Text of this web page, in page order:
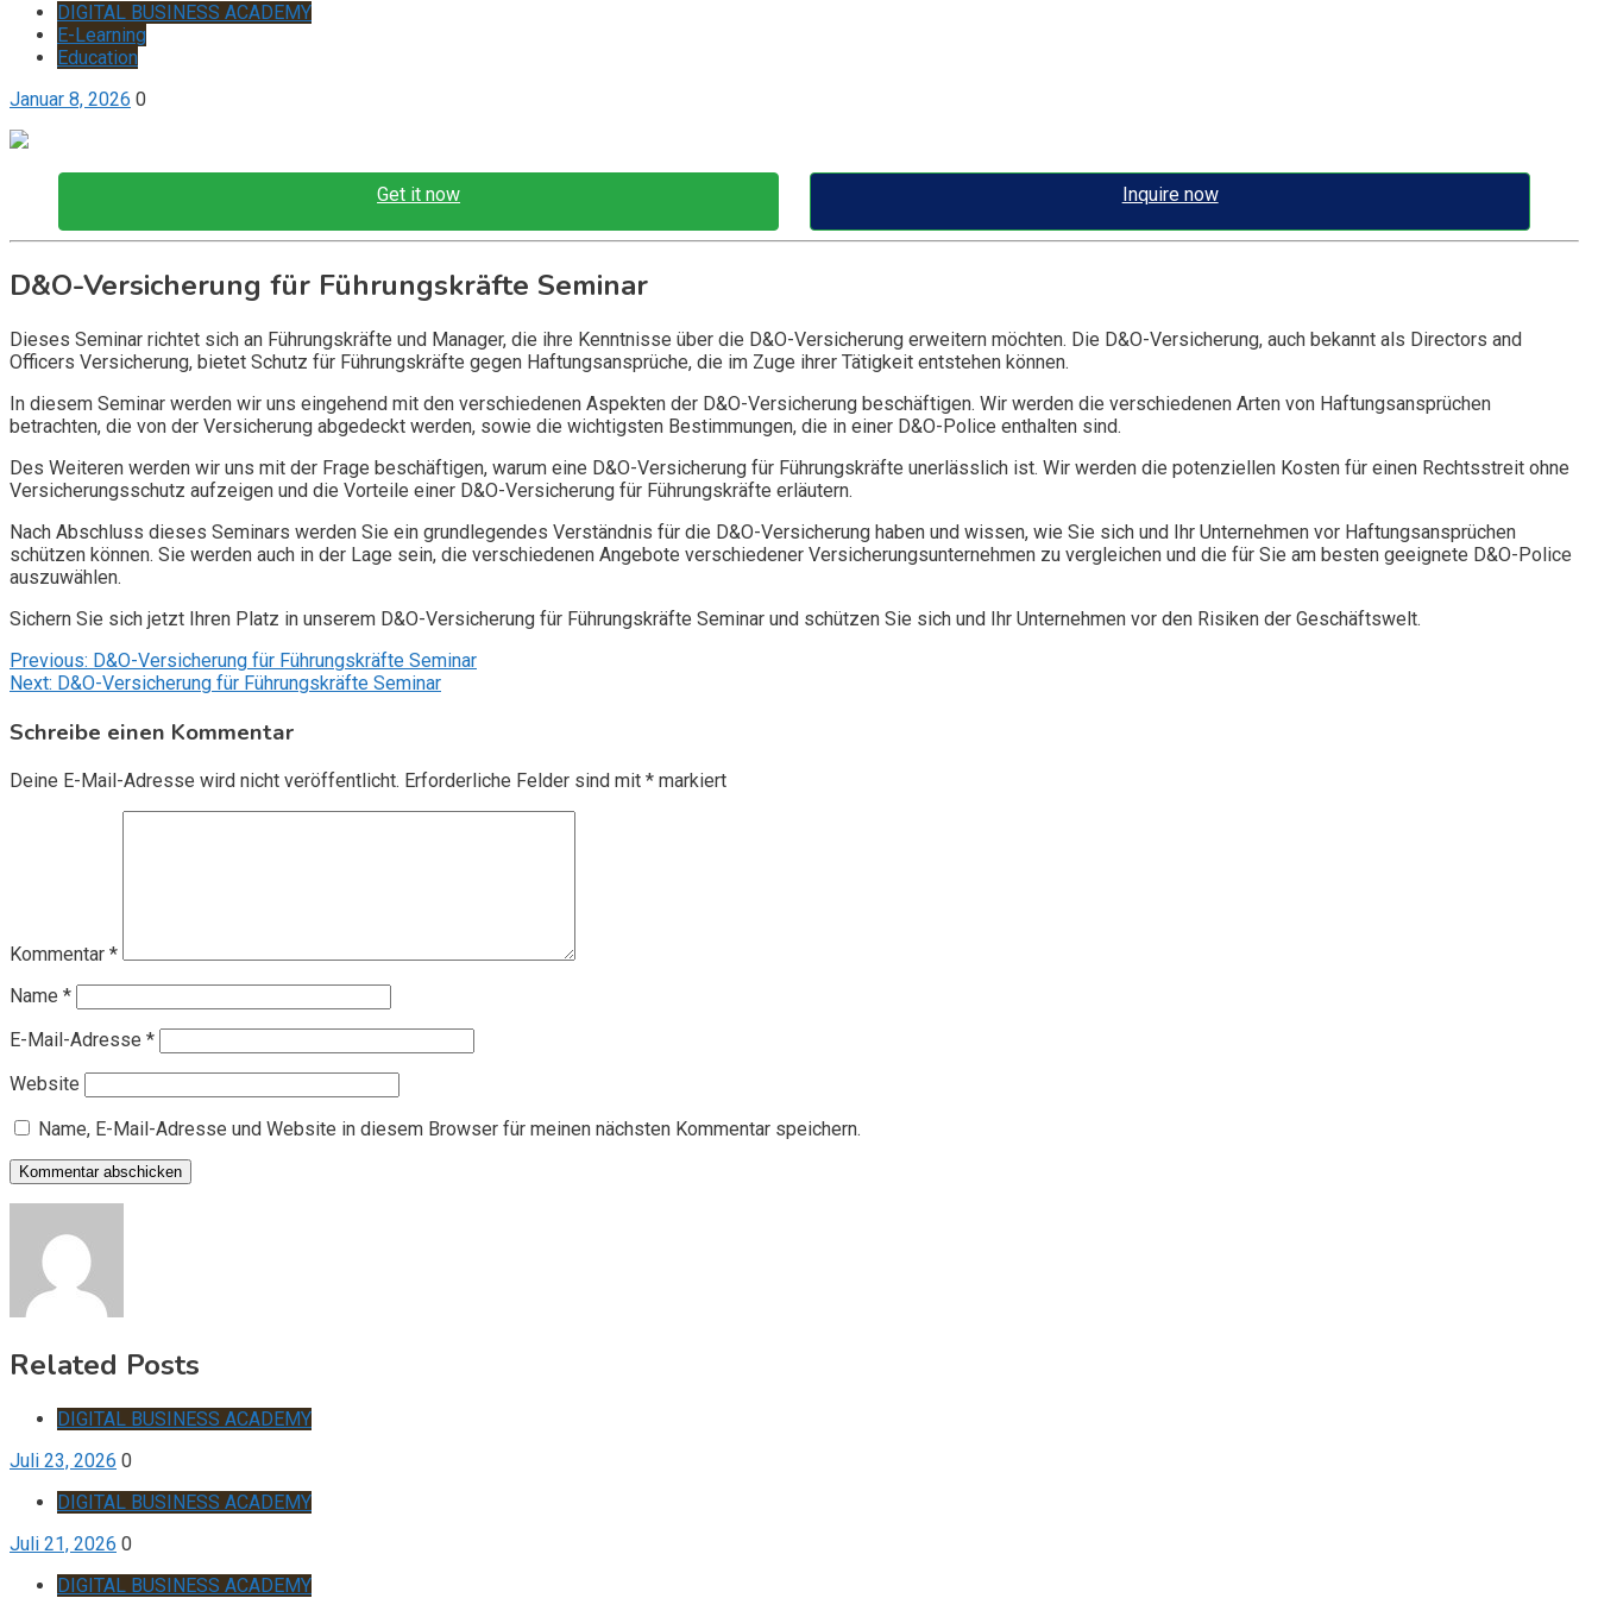
DIGITAL BUSINESS ACADEMY
E-Learning
Education
Januar 8, 2026 0
Get it now Inquire now
D&O-Versicherung für Führungskräfte Seminar
Dieses Seminar richtet sich an Führungskräfte und Manager, die ihre Kenntnisse über die D&O-Versicherung erweitern möchten. Die D&O-Versicherung, auch bekannt als Directors and
Officers Versicherung, bietet Schutz für Führungskräfte gegen Haftungsansprüche, die im Zuge ihrer Tätigkeit entstehen können.
In diesem Seminar werden wir uns eingehend mit den verschiedenen Aspekten der D&O-Versicherung beschäftigen. Wir werden die verschiedenen Arten von Haftungsansprüchen
betrachten, die von der Versicherung abgedeckt werden, sowie die wichtigsten Bestimmungen, die in einer D&O-Police enthalten sind.
Des Weiteren werden wir uns mit der Frage beschäftigen, warum eine D&O-Versicherung für Führungskräfte unerlässlich ist. Wir werden die potenziellen Kosten für einen Rechtsstreit ohne
Versicherungsschutz aufzeigen und die Vorteile einer D&O-Versicherung für Führungskräfte erläutern.
Nach Abschluss dieses Seminars werden Sie ein grundlegendes Verständnis für die D&O-Versicherung haben und wissen, wie Sie sich und Ihr Unternehmen vor Haftungsansprüchen
schützen können. Sie werden auch in der Lage sein, die verschiedenen Angebote verschiedener Versicherungsunternehmen zu vergleichen und die für Sie am besten geeignete D&O-Police
auszuwählen.
Sichern Sie sich jetzt Ihren Platz in unserem D&O-Versicherung für Führungskräfte Seminar und schützen Sie sich und Ihr Unternehmen vor den Risiken der Geschäftswelt.
Beitragsnavigation
Previous: D&O-Versicherung für Führungskräfte Seminar
Next: D&O-Versicherung für Führungskräfte Seminar
Schreibe einen Kommentar
Deine E-Mail-Adresse wird nicht veröffentlicht. Erforderliche Felder sind mit * markiert
Kommentar *
Name *
E-Mail-Adresse *
Website
Name, E-Mail-Adresse und Website in diesem Browser für meinen nächsten Kommentar speichern.
Related Posts
DIGITAL BUSINESS ACADEMY
Juli 23, 2026 0
DIGITAL BUSINESS ACADEMY
Juli 21, 2026 0
DIGITAL BUSINESS ACADEMY